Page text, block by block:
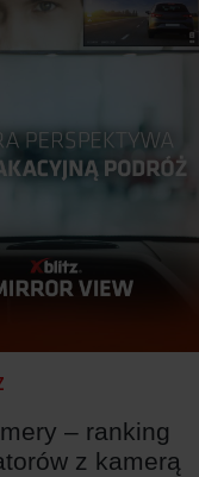
– ranking
z kamerą